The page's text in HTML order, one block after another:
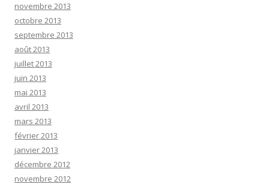
novembre 2013
octobre 2013
septembre 2013
août 2013
juillet 2013
juin 2013
mai 2013
avril 2013
mars 2013
février 2013
janvier 2013
décembre 2012
novembre 2012